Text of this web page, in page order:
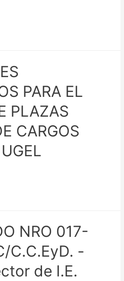
PARA EL
PLAZAS
CARGOS
NRO 017-
C.C.EyD. -
de I.E.